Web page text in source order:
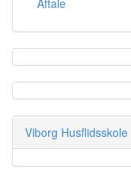
Viborg Husflidsskole